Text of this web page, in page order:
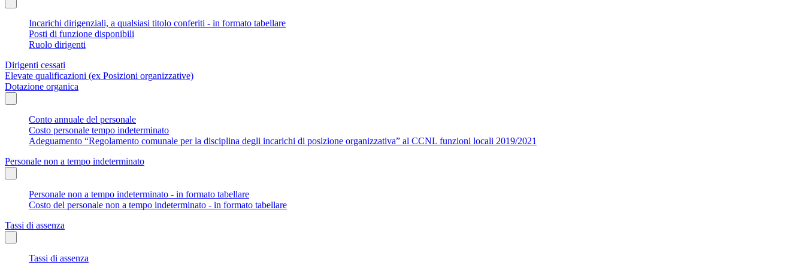
Incarichi dirigenziali, a qualsiasi titolo conferiti - in formato tabellare
Posti di funzione disponibili
Ruolo dirigenti
Dirigenti cessati
Elevate qualificazioni (ex Posizioni organizzative)
Dotazione organica
Conto annuale del personale
Costo personale tempo indeterminato
Adeguamento “Regolamento comunale per la disciplina degli incarichi di posizione organizzativa” al CCNL funzioni locali 2019/2021
Personale non a tempo indeterminato
Personale non a tempo indeterminato - in formato tabellare
Costo del personale non a tempo indeterminato - in formato tabellare
Tassi di assenza
Tassi di assenza